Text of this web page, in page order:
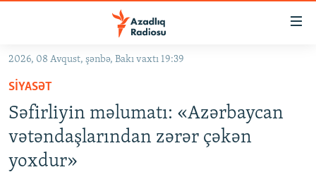
Əsas
qayıt
Əsas
naviqasiyaya
qayıt
Axtarışa
GÜNDƏM
#İZAHLA
KORRUPSIOMETR
#ƏSLINDƏ
2026, 08 Avqust, şənbə, Bakı vaxtı 19:39
SIYASƏT
Səfirliyin məlumatı: «Azərbaycan
vətəndaşlarından zərər çəkən
yoxdur»